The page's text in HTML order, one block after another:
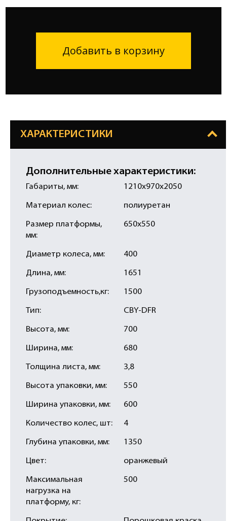
Добавить в корзину
ХАРАКТЕРИСТИКИ
Дополнительные характеристики:
Габариты, мм: 1210х970х2050
Материал колес: полиуретан
Размер платформы,
мм:
650х550
Диаметр колеса, мм: 400
Длина, мм: 1651
Грузоподъемность,кг: 1500
Тип: CBY-DFR
Высота, мм: 700
Ширина, мм: 680
Толщина листа, мм: 3,8
Высота упаковки, мм: 550
Ширина упаковки, мм: 600
Количество колес, шт: 4
Глубина упаковки, мм: 1350
Цвет: оранжевый
Максимальная
нагрузка на
платформу, кг:
500